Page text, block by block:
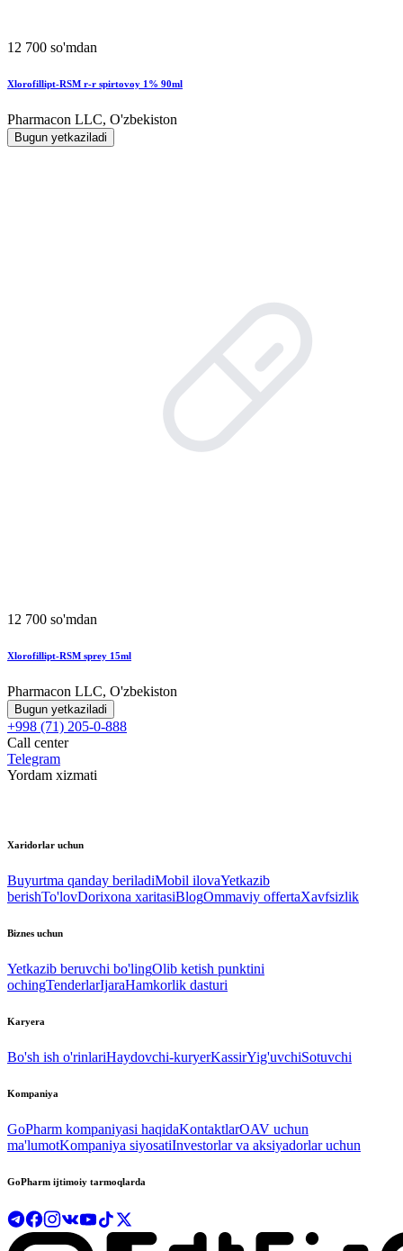
12 700 so'mdan
Xlorofillipt-RSM r-r spirtovoy 1% 90ml
Pharmacon LLC, O'zbekiston
Bugun yetkaziladi
12 700 so'mdan
Xlorofillipt-RSM sprey 15ml
Pharmacon LLC, O'zbekiston
Bugun yetkaziladi
+998 (71) 205-0-888
Call center
Telegram
Yordam xizmati
Xaridorlar uchun
Buyurtma qanday beriladiMobil ilovaYetkazib
berishTo'lovDorixona xaritasiBlogOmmaviy offertaXavfsizlik
Biznes uchun
Yetkazib beruvchi bo'lingOlib ketish punktini
ochingTenderlarIjaraHamkorlik dasturi
Karyera
Bo'sh ish o'rinlariHaydovchi-kuryerKassirYig'uvchiSotuvchi
Kompaniya
GoPharm kompaniyasi haqidaKontaktlarOAV uchun
ma'lumotKompaniya siyosatiInvestorlar va aksiyadorlar uchun
GoPharm ijtimoiy tarmoqlarda